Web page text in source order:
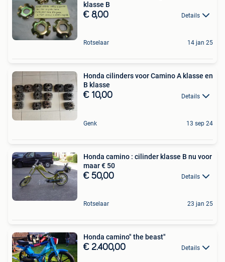
klasse B
€ 8,00 Details
Rotselaar 14 jan 25
Honda cilinders voor Camino A klasse en
B klasse
€ 10,00 Details
Genk 13 sep 24
Honda camino : cilinder klasse B nu voor
maar € 50
€ 50,00 Details
Rotselaar 23 jan 25
Honda camino" the beast"
€ 2.400,00 Details